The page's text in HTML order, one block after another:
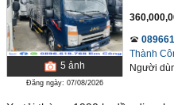
5 ảnh
Đăng ngày: 07/08/2026
Thành
Người